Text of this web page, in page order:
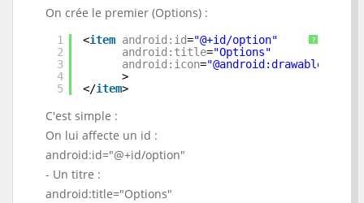
On crée le premier (Options) :
?
1
2
3
4
5
<item android:id="@+id/option"
android:title="Options"
android:icon="@android:drawable/
>
</item>
C'est simple :
On lui affecte un id :
android:id="@+id/option"
- Un titre :
android:title="Options"